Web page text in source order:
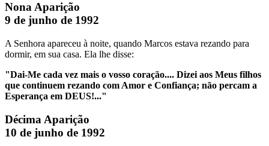
Nona Aparição
9 de junho de 1992
A Senhora apareceu à noite, quando Marcos estava rezando para
dormir, em sua casa. Ela lhe disse:
"Dai-Me cada vez mais o vosso coração.... Dizei aos Meus filhos
que continuem rezando com Amor e Confiança; não percam a
Esperança em DEUS!..."
Décima Aparição
10 de junho de 1992